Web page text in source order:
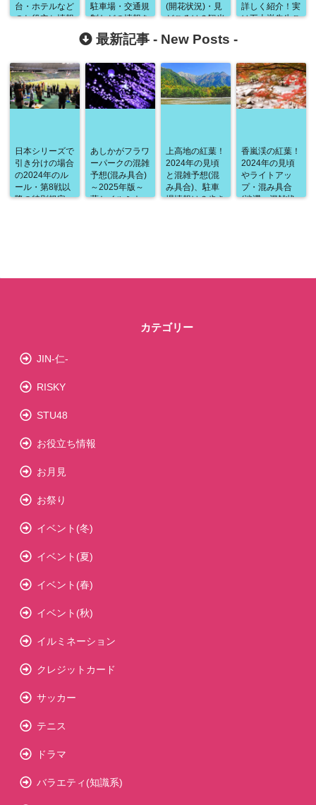
台・ホテルなど
のお役立ち情報
ントは百花繚乱
の極上エンター
テインメント！
駐車場・交通規
制などの情報を
詳しく紹介！福
井県の大イベン
数も半端じゃな
い！！
(開花状況)・見
どころは？観光
数々のお花が楽
指のお花の祭
典！
詳しく紹介！実
は五十嵐先生ご
最新記事 - New Posts -
日本シリーズで
引き分けの場合
の2024年のル
ール・第8戦以
降の特別規定
あしかがフラワ
ーパークの混雑
予想(混み具合)
～2025年版～
藤とイルミネー
上高地の紅葉！
2024年の見頃
と混雑予想(混
み具合)、駐車
場情報は？歩き
香嵐渓の紅葉！
2024年の見頃
やライトアッ
プ・混み具合
(渋滞・混雑状
カテゴリー
JIN-仁-
RISKY
STU48
お役立ち情報
お月見
お祭り
イベント(冬)
イベント(夏)
イベント(春)
イベント(秋)
イルミネーション
クレジットカード
サッカー
テニス
ドラマ
バラエティ(知識系)